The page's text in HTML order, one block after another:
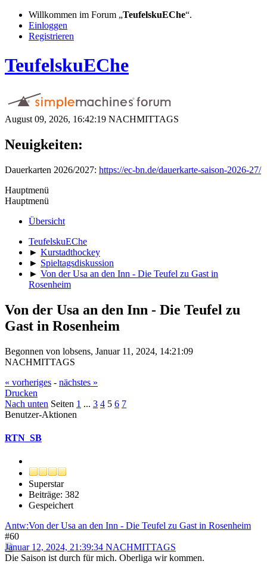
Willkommen im Forum „TeufelskuEChe“.
Einloggen
Registrieren
TeufelskuEChe
August 09, 2026, 16:42:19 NACHMITTAGS
Neuigkeiten:
Dauerkarten 2026/2027: https://ec-bn.de/dauerkarte-saison-2026-27/
Hauptmenü
Hauptmenü
Übersicht
TeufelskuEChe
► Kurstadthockey
► Spieltagsdiskussion
► Von der Usa an den Inn - Die Teufel zu Gast in
Rosenheim
Von der Usa an den Inn - Die Teufel zu
Gast in Rosenheim
Begonnen von lobsens, Januar 11, 2024, 14:21:09
NACHMITTAGS
« vorheriges - nächstes »
Drucken
Nach unten Seiten 1 ... 3 4 5 6 7
Benutzer-Aktionen
RTN_SB
Superstar
Beiträge: 382
Gespeichert
Antw:Von der Usa an den Inn - Die Teufel zu Gast in Rosenheim
#60
Januar 12, 2024, 21:39:34 NACHMITTAGS
Die Saison ist durch für mich. Oberliga wir kommen.